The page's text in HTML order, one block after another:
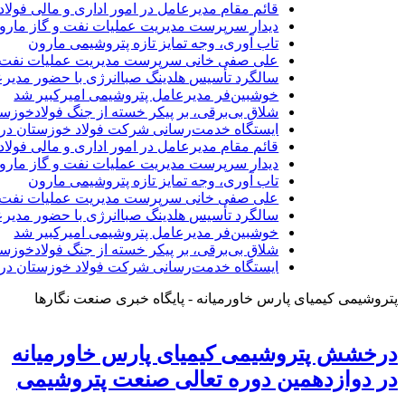
قائم مقام مدیرعامل در امور اداری و مالی
دیدار سرپرست مدیریت عملیات نفت و گاز
تاب آوری، وجه تمایز تازه پتروشیمی مارون
علی صفی خانی سرپرست مدیریت عملیات
سالگرد تأسیس هلدینگ صباانرژی با حضور
خوشبین‌فر مدیرعامل پتروشیمی امیرکبیر شد
شلاق‌ بی‌برقی، بر پیکر خسته‌ از جنگ
ایستگاه خدمت‌رسانی شرکت فولاد خوزستان
قائم مقام مدیرعامل در امور اداری و مالی
دیدار سرپرست مدیریت عملیات نفت و گاز
تاب آوری، وجه تمایز تازه پتروشیمی مارون
علی صفی خانی سرپرست مدیریت عملیات
سالگرد تأسیس هلدینگ صباانرژی با حضور
خوشبین‌فر مدیرعامل پتروشیمی امیرکبیر شد
شلاق‌ بی‌برقی، بر پیکر خسته‌ از جنگ
ایستگاه خدمت‌رسانی شرکت فولاد خوزستان
پتروشیمی کیمیای پارس خاورمیانه - پایگاه خبری صنعت نگارها
درخشش پتروشیمی کیمیای پارس خاورمیانه
در دوازدهمین دوره تعالی صنعت پتروشیمی